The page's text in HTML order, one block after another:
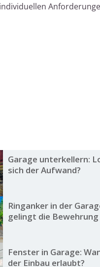
Garage unterkellern:
sich der Aufwand?
Ringanker in der
gelingt die
Fenster in Garage:
der Einbau erlaubt?